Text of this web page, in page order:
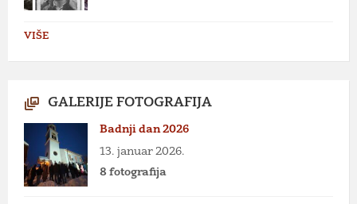
VIŠE
GALERIJE FOTOGRAFIJA
Badnji dan 2026
13. januar 2026.
8 fotografija